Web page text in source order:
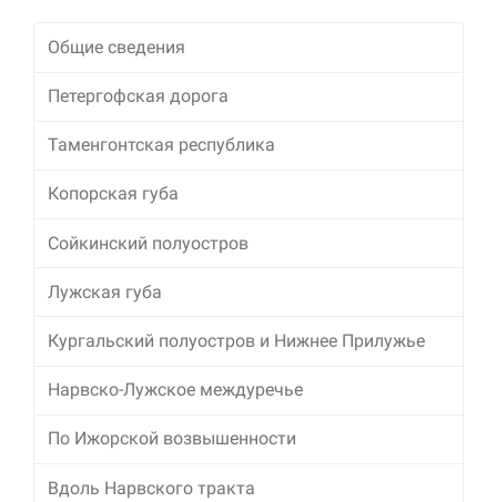
Общие сведения
Петергофская дорога
Таменгонтская республика
Копорская губа
Сойкинский полуостров
Лужская губа
Кургальский полуостров и Нижнее Прилужье
Нарвско-Лужское междуречье
По Ижорской возвышенности
Вдоль Нарвского тракта